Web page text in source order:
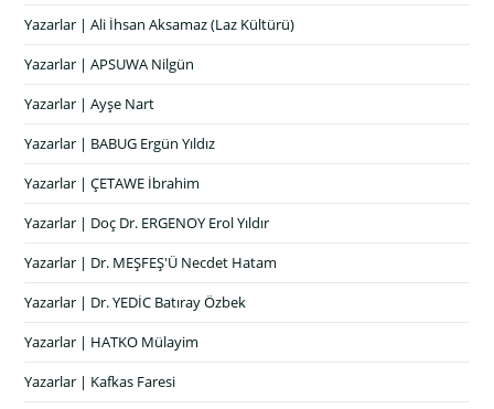
Yazarlar | Ali İhsan Aksamaz (Laz Kültürü)
Yazarlar | APSUWA Nilgün
Yazarlar | Ayşe Nart
Yazarlar | BABUG Ergün Yıldız
Yazarlar | ÇETAWE İbrahim
Yazarlar | Doç Dr. ERGENOY Erol Yıldır
Yazarlar | Dr. MEŞFEŞ'Ü Necdet Hatam
Yazarlar | Dr. YEDİC Batıray Özbek
Yazarlar | HATKO Mülayim
Yazarlar | Kafkas Faresi